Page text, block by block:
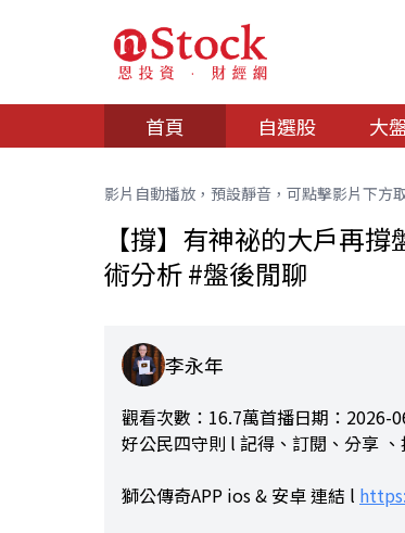
首頁 自選股 大
影片自動播放，預設靜音，可點擊影片下方
【撐】有神祕的大戶再
術分析 #盤後閒聊
李永年
觀看次數：16.7萬首播日期：2026-
好公民四守則 l 記得、訂閱、分享
獅公傳奇APP ios & 安卓 連結 l